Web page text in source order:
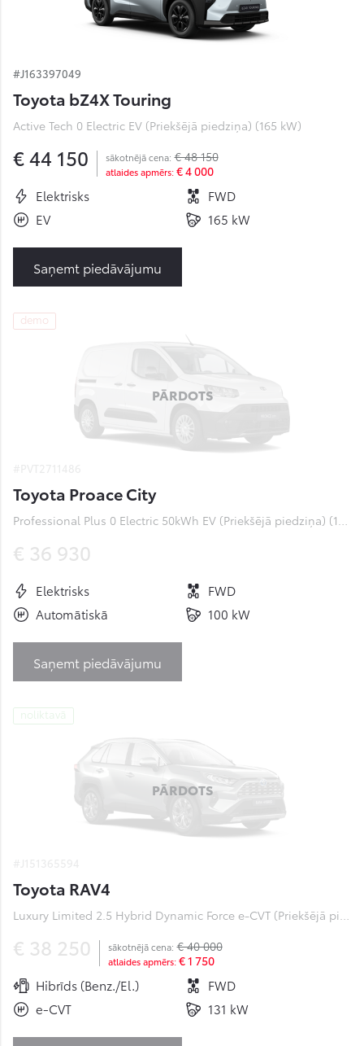
#J163397049
Toyota bZ4X Touring
Active Tech 0 Electric EV (Priekšējā piedziņa) (165 kW)
€ 44 150 sākotnējā cena: € 48 150
atlaides apmērs: € 4 000
Elektrisks
FWD
EV
165 kW
Saņemt piedāvājumu
demo
PĀRDOTS
Toyota Proace City
Professional Plus 0 Electric 50kWh EV (Priekšējā piedziņa) (100 kW)
€ 36 930
Elektrisks
FWD
Automātiskā
100 kW
Saņemt piedāvājumu
noliktavā
PĀRDOTS
Toyota RAV4
Luxury Limited 2.5 Hybrid Dynamic Force e-CVT (Priekšējā piedziņa) (131 kW)
€ 38 250 sākotnējā cena: € 40 000
atlaides apmērs: € 1 750
Hibrīds (Benz./El.)
FWD
e-CVT
131 kW